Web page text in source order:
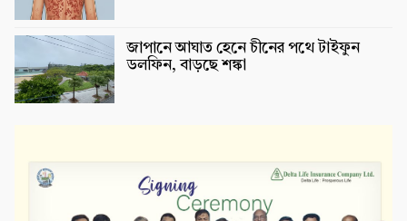
জাপানে আঘাত হেনে চীনের পথে টাইফুন
ডলফিন, বাড়ছে শঙ্কা